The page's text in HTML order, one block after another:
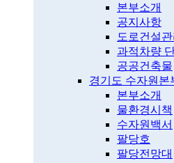
본부소개
공지사항
도로건설관
과적차량
공공건축물
경기도 수자원본
본부소개
물환경시책
수자원백서
팔당호
팔당전망대